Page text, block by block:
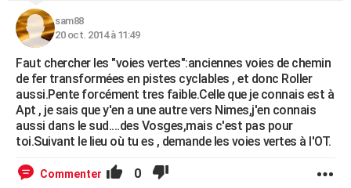
sam88
20 oct. 2014 à 11:49
Faut chercher les "voies vertes":anciennes voies de chemin
de fer transformées en pistes cyclables , et donc Roller
aussi.Pente forcément tres faible.Celle que je connais est à
Apt , je sais que y'en a une autre vers Nimes,j'en connais
aussi dans le sud....des Vosges,mais c'est pas pour
toi.Suivant le lieu où tu es , demande les voies vertes à l'OT.
Commenter 0